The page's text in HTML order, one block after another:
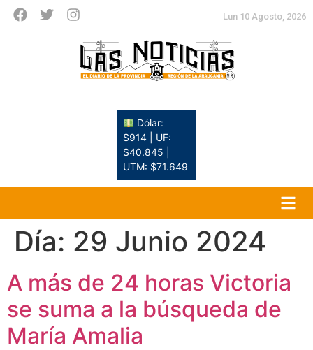
Lun 10 Agosto, 2026
Dólar:
$914 | UF:
$40.845 |
UTM: $71.649
Día: 29 Junio 2024
A más de 24 horas Victoria
se suma a la búsqueda de
María Amalia